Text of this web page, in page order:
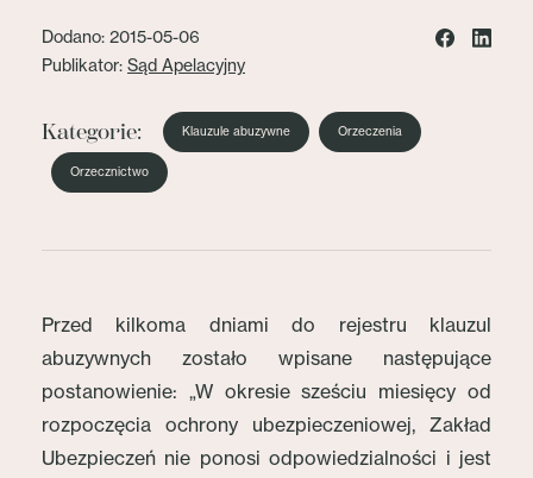
Dodano: 2015-05-06
Publikator: Sąd Apelacyjny
Kategorie: Klauzule abuzywne Orzeczenia
Orzecznictwo
Przed kilkoma dniami do rejestru klauzul
abuzywnych zostało wpisane następujące
postanowienie: „W okresie sześciu miesięcy od
rozpoczęcia ochrony ubezpieczeniowej, Zakład
Ubezpieczeń nie ponosi odpowiedzialności i jest